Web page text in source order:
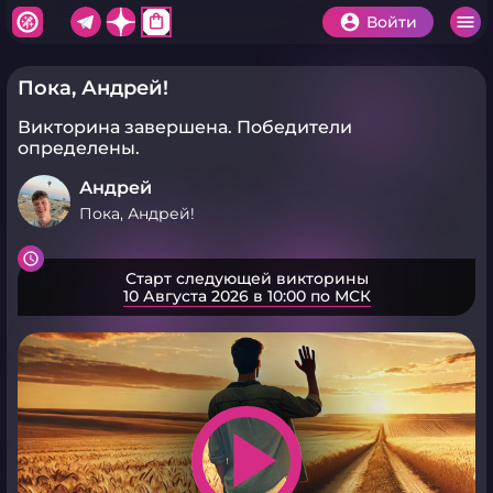
shopping_bag Войти
Пока, Андрей!
Викторина завершена. Победители
определены.
Андрей
Пока, Андрей!
Старт следующей викторины
10 Августа 2026 в 10:00 по МСК
play_arrow